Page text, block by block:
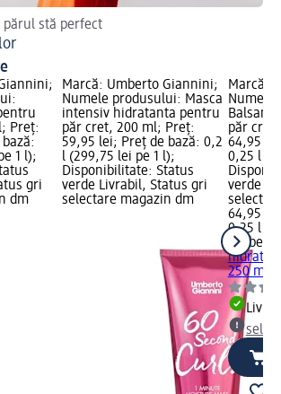
stă perfect
Preț:
1 l);
gri
dm
Marcă: Umberto Giannini;
Numele produsului: Masca
intensiv hidratanta pentru
păr cret, 200 ml; Preț:
59,95 lei; Preț de bază: 0,2
l (299,75 lei pe 1 l);
Disponibilitate: Status
verde Livrabil, Status gri
selectare magazin dm
Marcă:
Numele
Balsam
păr
64,95
0,25 l
verde
64,95 lei
0,25 l
250 ml